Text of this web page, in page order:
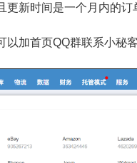
时间是一个月内的订
加首页QQ群联系小秘